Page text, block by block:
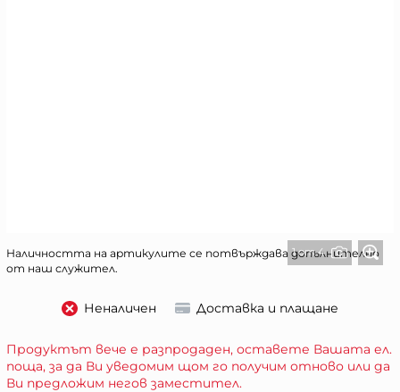
1 от 4
Наличността на артикулите се потвърждава допълнително
от наш служител.
Неналичен Доставка и плащане
Продуктът вече е разпродаден, оставете Вашата ел.
поща, за да Ви уведомим щом го получим отново или да
Ви предложим негов заместител.